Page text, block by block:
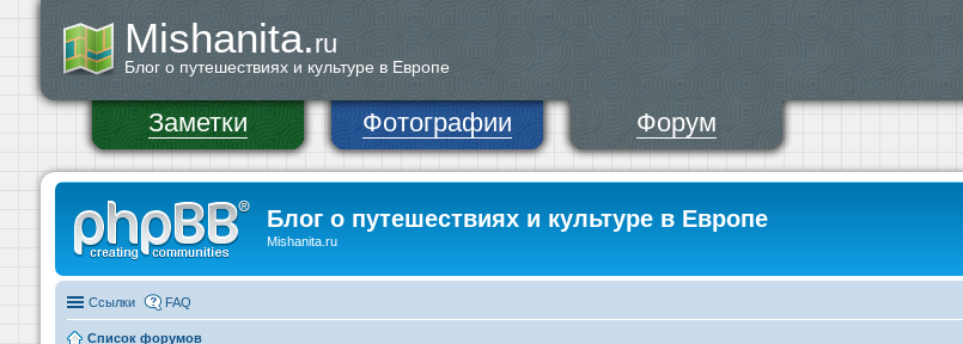
Mishanita.ru
Блог о путешествиях и культуре в Европе
Заметки Фотографии Форум
Блог о путешествиях и культуре в Европе
Mishanita.ru
Ссылки FAQ
Список форумов